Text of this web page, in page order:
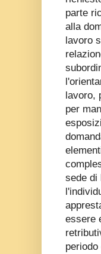
parte
alla
lavoro
lavoro,
per
sede di
essere